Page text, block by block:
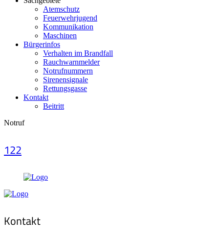
Atemschutz
Feuerwehrjugend
Kommunikation
Maschinen
Bürgerinfos
Verhalten im Brandfall
Rauchwarnmelder
Notrufnummern
Sirenensignale
Rettungsgasse
Kontakt
Beitritt
Notruf
122
Kontakt